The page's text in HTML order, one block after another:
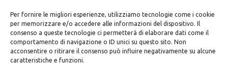
Per fornire le migliori esperienze, utilizziamo tecnologie come i cookie
per memorizzare e/o accedere alle informazioni del dispositivo. Il
consenso a queste tecnologie ci permetterà di elaborare dati come il
comportamento di navigazione o ID unici su questo sito. Non
acconsentire o ritirare il consenso può influire negativamente su alcune
caratteristiche e funzioni.
Contatti
+39 347
784 1724